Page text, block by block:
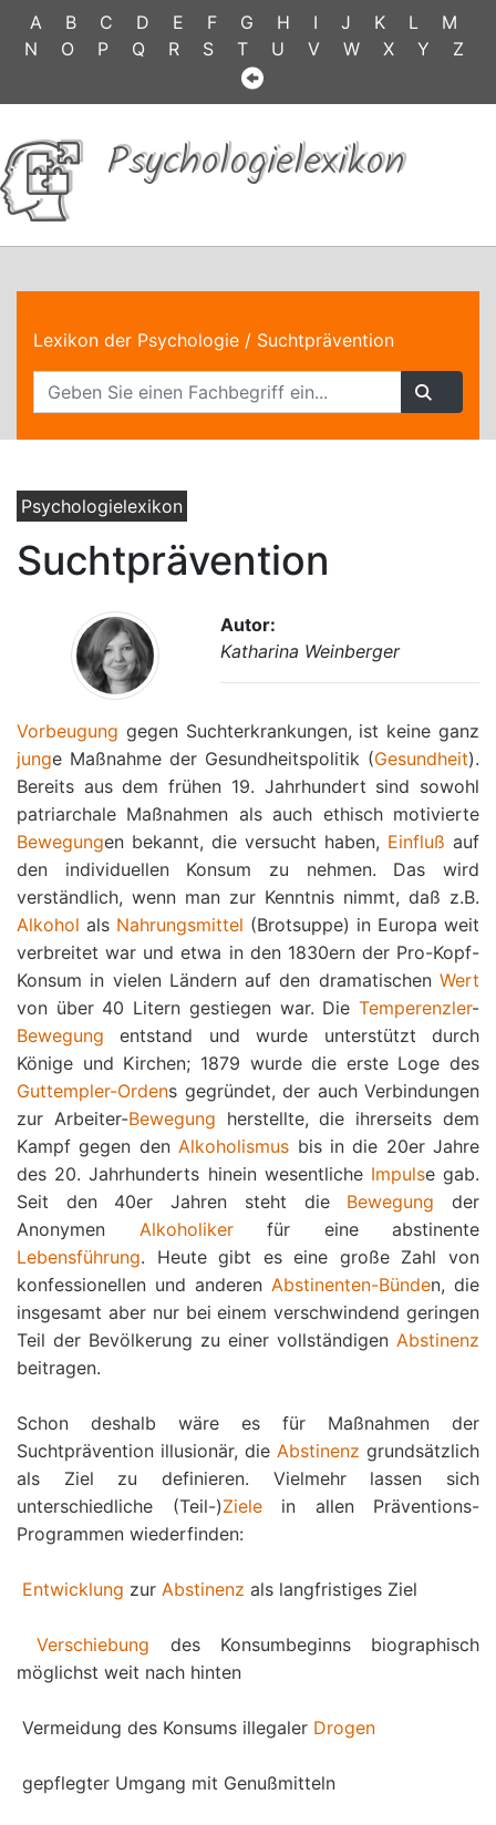
A B C D E F G H I J K L
M
N
O P Q R S T U V W X Y Z
Psychologielexikon
Lexikon der Psychologie / Suchtprävention
Psychologielexikon
Suchtprävention
Autor:
Katharina Weinberger
Vorbeugung gegen Suchterkrankungen, ist keine ganz
junge Maßnahme der Gesundheitspolitik (Gesundheit).
Bereits aus dem frühen 19. Jahrhundert sind sowohl
patriarchale Maßnahmen als auch ethisch motivierte
Bewegungen bekannt, die versucht haben, Einfluß auf
den individuellen Konsum zu nehmen. Das wird
verständlich, wenn man zur Kenntnis nimmt, daß z.B.
Alkohol als Nahrungsmittel (Brotsuppe) in Europa weit
verbreitet war und etwa in den 1830ern der Pro-Kopf-
Konsum in vielen Ländern auf den dramatischen Wert
von über 40 Litern gestiegen war. Die Temperenzler-
Bewegung entstand und wurde unterstützt durch
Könige und Kirchen; 1879 wurde die erste Loge des
Guttempler-Ordens gegründet, der auch Verbindungen
zur Arbeiter-Bewegung herstellte, die ihrerseits dem
Kampf gegen denAlkoholismus bis in die 20er Jahre
des 20. Jahrhunderts hinein wesentliche Impulse gab.
Seit den 40er Jahren steht die Bewegung der
Anonymen Alkoholikerfür eine abstinente
Lebensführung. Heute gibt es eine große Zahl von
konfessionellen und anderen Abstinenten-Bünden, die
insgesamt aber nur bei einem verschwindend geringen
Teil der Bevölkerung zu einer vollständigen Abstinenz
beitragen.
Schon deshalb wäre es für Maßnahmen der
Suchtprävention illusionär, die Abstinenz grundsätzlich
als Ziel zu definieren. Vielmehr lassen sich
unterschiedliche (Teil-)Zielein allen Präventions-
Programmen wiederfinden:
Entwicklung zur Abstinenz als langfristiges Ziel
Verschiebung des Konsumbeginns biographisch
möglichst weit nach hinten
 Vermeidung des Konsums illegaler Drogen
 gepflegter Umgang mit Genußmitteln